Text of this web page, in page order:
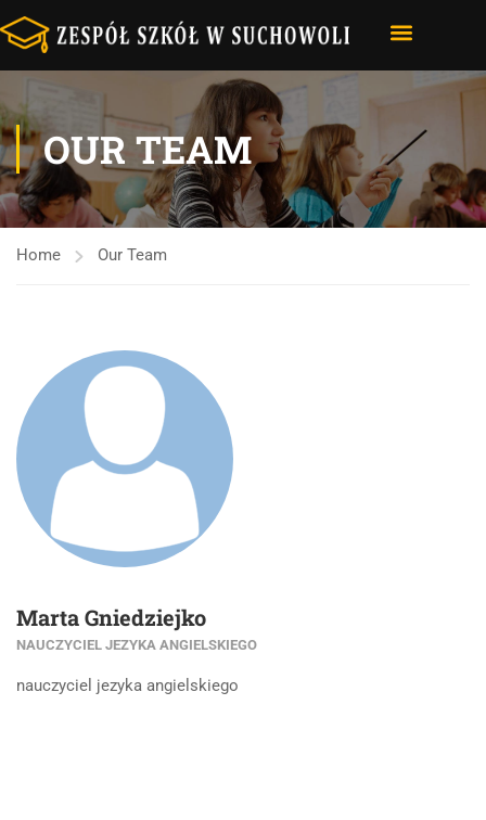
OUR TEAM
Home Our Team
Marta Gniedziejko
NAUCZYCIEL JEZYKA ANGIELSKIEGO
nauczyciel jezyka angielskiego